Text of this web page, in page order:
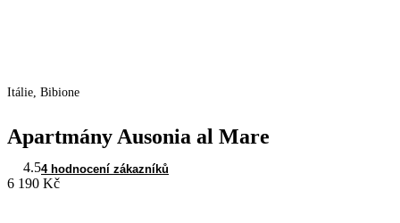
Itálie, Bibione
Apartmány Ausonia al Mare
4.54 hodnocení zákazníků
6 190 Kč